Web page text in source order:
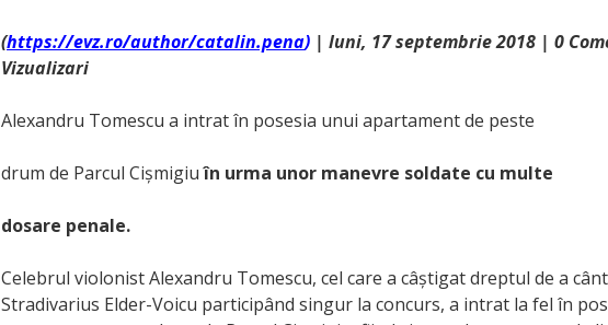
(https://evz.ro/author/catalin.pena) | luni, 17 septembrie 2018 | 0
Vizualizari
Alexandru Tomescu a intrat în posesia unui apartament de peste
drum de Parcul Cișmigiuîn urma unor manevre soldate cu multe
dosare penale.
Celebrul violonist Alexandru Tomescu, cel care a câștigat dreptul de a
Stradivarius Elder-Voicu participând singur la concurs, a intrat la fel în